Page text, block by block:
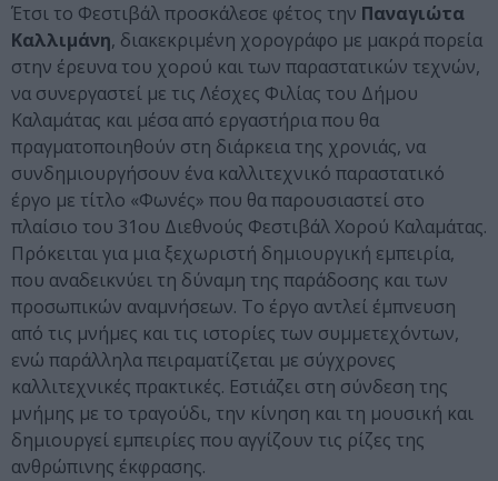
Έτσι το Φεστιβάλ προσκάλεσε φέτος την Παναγιώτα
Καλλιμάνη, διακεκριμένη χορογράφο με μακρά πορεία
στην έρευνα του χορού και των παραστατικών τεχνών,
να συνεργαστεί με τις Λέσχες Φιλίας του Δήμου
Καλαμάτας και μέσα από εργαστήρια που θα
πραγματοποιηθούν στη διάρκεια της χρονιάς, να
συνδημιουργήσουν ένα καλλιτεχνικό παραστατικό
έργο με τίτλο «Φωνές» που θα παρουσιαστεί στο
πλαίσιο του 31ου Διεθνούς Φεστιβάλ Χορού Καλαμάτας.
Πρόκειται για μια ξεχωριστή δημιουργική εμπειρία,
που αναδεικνύει τη δύναμη της παράδοσης και των
προσωπικών αναμνήσεων. Το έργο αντλεί έμπνευση
από τις μνήμες και τις ιστορίες των συμμετεχόντων,
ενώ παράλληλα πειραματίζεται με σύγχρονες
καλλιτεχνικές πρακτικές. Εστιάζει στη σύνδεση της
μνήμης με το τραγούδι, την κίνηση και τη μουσική και
δημιουργεί εμπειρίες που αγγίζουν τις ρίζες της
ανθρώπινης έκφρασης.